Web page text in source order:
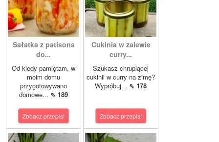
Sałatka z patisona
do...
Od kiedy pamiętam, w
moim domu
przygotowywano
domowe... ⇖ 189
Zobacz przepis!
Cukinia w zalewie
curry...
Szukasz chrupiącej
cukinii w curry na zimę?
Wypróbuj... ⇖ 178
Zobacz przepis!